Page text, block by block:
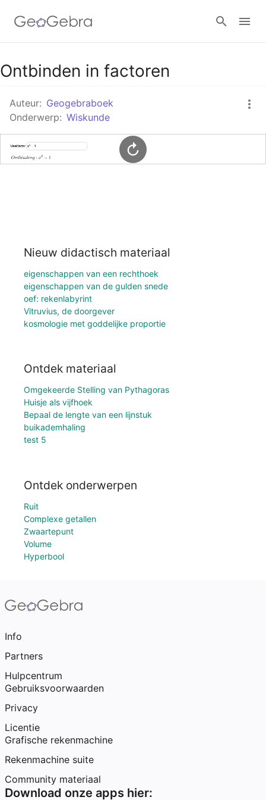
Google Classroom
GeoGebra Klaslokaal
Aanmelden
Ontbinden in factoren
Auteur: Geogebraboek
Onderwerp: Wiskunde
Nieuw didactisch materiaal
eigenschappen van een rechthoek
eigenschappen van de gulden snede
oef: rekenlabyrint
Vitruvius, de doorgever
kosmologie met goddelijke proportie
Ontdek materiaal
Omgekeerde Stelling van Pythagoras
Huisje als vijfhoek
Bepaal de lengte van een lijnstuk
buikademhaling
test 5
Ontdek onderwerpen
Ruit
Complexe getallen
Zwaartepunt
Volume
Hyperbool
Info
Partners
Hulpcentrum
Gebruiksvoorwaarden
Privacy
Licentie
Grafische rekenmachine
Rekenmachine suite
Community materiaal
Download onze apps hier: